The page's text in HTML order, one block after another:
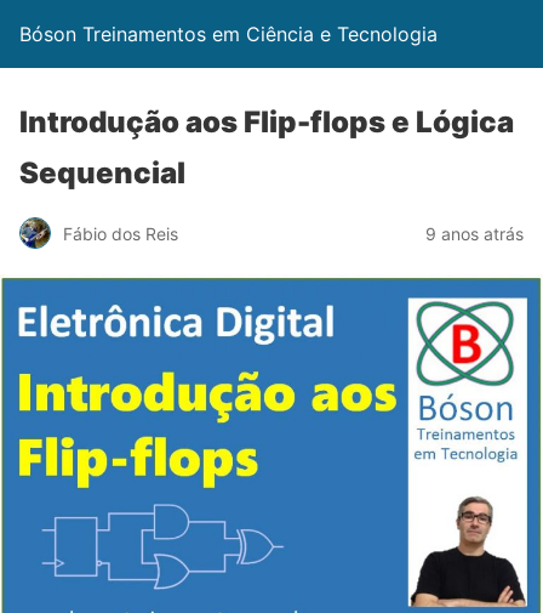
Bóson Treinamentos em Ciência e Tecnologia
Introdução aos Flip-flops e Lógica
Sequencial
Fábio dos Reis 9 anos atrás